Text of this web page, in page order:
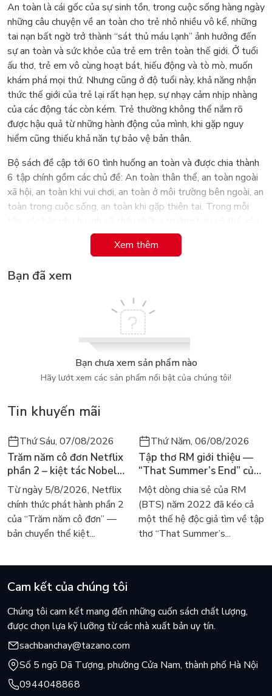
An toàn là cái gốc của sự sinh tồn, trong cuộc sống hàng ngày
những câu chuyện về an toàn cho trẻ nhỏ nhiều vô kể, những
tai nạn bất ngờ trở thành “sát thủ máu lạnh” ảnh hưởng đến
sự an toàn và sức khỏe của trẻ em trên toàn thế giới. Ở tuổi
ấu thơ, trẻ em vô cùng hoạt bát, hiếu động và tò mò, muốn
khám phá mọi thứ. Nhưng cũng ở độ tuổi này, khả năng nhận
thức thế giới của trẻ lại rất hạn hẹp, sự nhạy cảm nhịp nhàng
của các động tác còn kém. Trẻ thường không thể nắm rõ
được hậu quả từ những hành động của mình, khi gặp nguy
hiểm cũng thiếu khả năn tự bảo vệ bản thân.
Bộ sách đề cập tới 60 tình huống an toàn và được chia thành
6 tập chính gồm các chủ đề: An toàn thân thể, an toàn ngoài
xã hội, an toàn khi vui chơi, an toàn ở môi trường bên ngoài, an
toàn trong cuộc sống, an toàn khi gặp thiên tai. Trong mỗi
ra thường xuyên gây nguy hiểm cho con trẻ như: nghịch lửa,
sờ tay vào điện, mở cửa cho người lạ vào nhà, bị kẹt trong
điều tra của bạn đọc khắp nơi, trong cuộc sống thực tế. Với lối
kể chuyện sinh động, hướng dẫn cách tự bảo vệ sau mỗi câu
chuyện, hình vẽ tinh tế và đặc biệt là sự xuất hiện của ba nhân
vật chính là Chuột Túi, Gà Mào Đỏ, Ếch Con, bộ sách đã chọn
cách giáo dục nhẹ nhàng và dễ hiểu để trẻ học cách tự bảo vệ
bản thân.
- Búp Bê Rơi Trên Đường
- Thiên Tai
- Ám Hiệu Bí Mật Của Nhà Em
- Cuộc Tấn Công Cảu Bầy Ong
Xem thêm
Bạn đã xem
Bạn chưa xem sản phẩm nào
Hãy lướt xem các sản phẩm nổi bật của chúng tôi!
Tin khuyến mãi
Thứ Sáu, 07/08/2026
Trăm năm cô đơn Netflix
phần 2 – kiệt tác Nobel
trở lại màn ảnh, dòng
người tìm đọc lại García
Márquez
Từ ngày 5/8/2026, Netflix
chính thức phát hành phần 2
của “Trăm năm cô đơn” —
bản chuyển thể kiệt...
Thứ Năm, 06/08/2026
Tập thơ RM giới thiệu —
“That Summer’s End” của
Lee Seong-bok ra mắt bản
tiếng Anh sau 4 năm gây
sốt
Một dòng chia sẻ của RM
(BTS) năm 2022 đã kéo cả
một thế hệ độc giả tìm về tập
thơ “That Summer’s...
Cam kết của chúng tôi
Chúng tôi cam kết mang đến những cuốn sách chất lượng,
được chọn lựa kỹ lưỡng từ các nhà xuất bản uy tín.
sachbanchay@tazano.com
Số 5 ngõ Dã Tượng, phường Cửa Nam, thành phố Hà Nội
0944048868